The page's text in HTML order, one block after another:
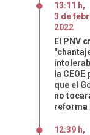
13:11 h,
3 de
2022
El PNV
la CEOE
que el
no
reforma
12:39 h,